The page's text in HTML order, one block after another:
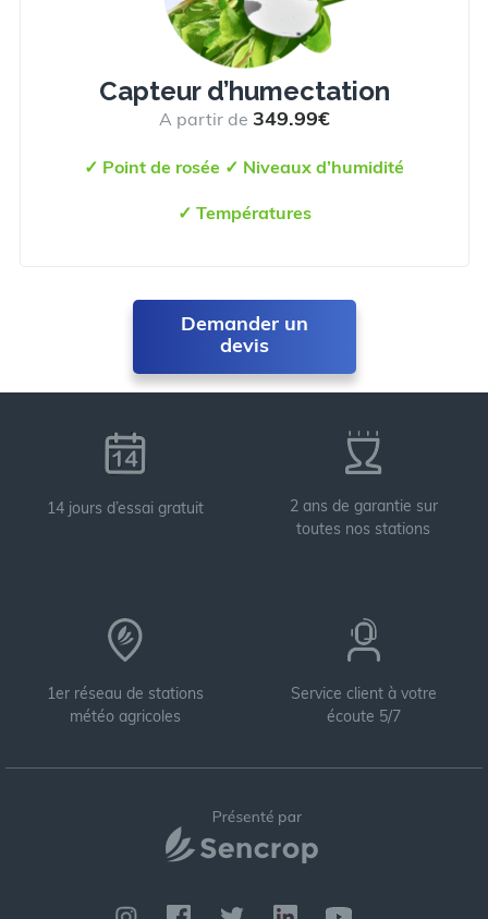
Capteur d’humectation
A partir de 349.99€
✓ Point de rosée ✓ N iveaux d’humidité
✓ Températures
Demander un
devis
14 jours d’essai gratuit
2 ans de garantie sur
toutes nos stations
1er réseau de stations
météo agricoles
Service client à votre
écoute 5/7